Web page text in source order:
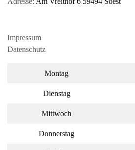
Impressum
Datenschutz
Montag
Dienstag
Mittwoch
Donnerstag